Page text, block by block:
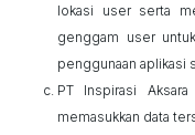
lokasi userserta
genggam user
penggunaan aplikasi
PT Inspirasi
memasukkan data